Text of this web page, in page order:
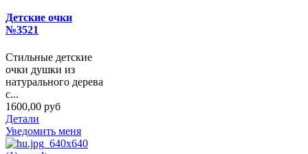
Детские очки
№3521
Стильные детские
очки душки из
натурального дерева
с...
1600,00 руб
Детали
Уведомить меня